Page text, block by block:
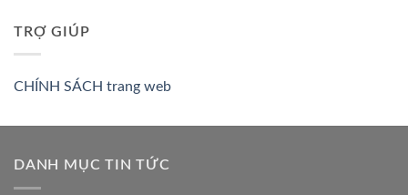
TRỢ GIÚP
CHÍNH SÁCH trang web
DANH MỤC TIN TỨC